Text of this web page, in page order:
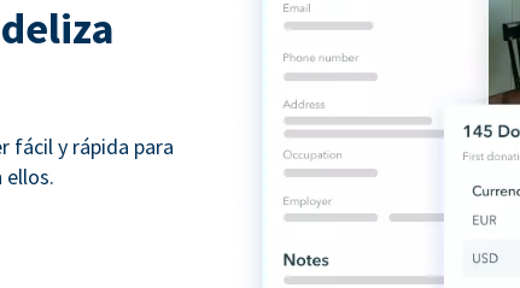
fácil y rápida para
ellos.